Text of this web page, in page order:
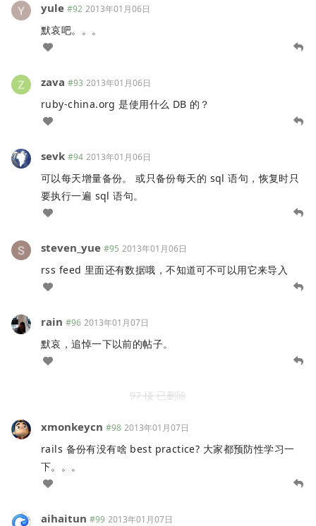
yule #92 2013年01月06日
默哀吧。。。
zava #93 2013年01月06日
ruby-china.org 是使用什么 DB 的？
sevk #94 2013年01月06日
可以每天增量备份。 或只备份每天的 sql 语句，恢复时只
要执行一遍 sql 语句。
steven_yue #95 2013年01月06日
rss feed 里面还有数据哦，不知道可不可以用它来导入
rain #96 2013年01月07日
默哀，追悼一下以前的帖子。
97 楼 已删除
xmonkeycn #98 2013年01月07日
rails 备份有没有啥 best practice? 大家都预防性学习一
下。。。
aihaitun #99 2013年01月07日